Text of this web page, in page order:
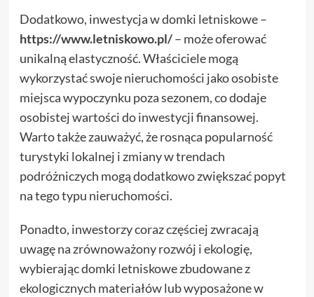
Dodatkowo, inwestycja w domki letniskowe –
https://www.letniskowo.pl/– może oferować
unikalną elastyczność. Właściciele mogą
wykorzystać swoje nieruchomości jako osobiste
miejsca wypoczynku poza sezonem, co dodaje
osobistej wartości do inwestycji finansowej.
Warto także zauważyć, że rosnąca popularność
turystyki lokalnej i zmiany w trendach
podróżniczych mogą dodatkowo zwiększać popyt
na tego typu nieruchomości.
Ponadto, inwestorzy coraz częściej zwracają
uwagę na zrównoważony rozwój i ekologię,
wybierając domki letniskowe zbudowane z
ekologicznych materiałów lub wyposażone w